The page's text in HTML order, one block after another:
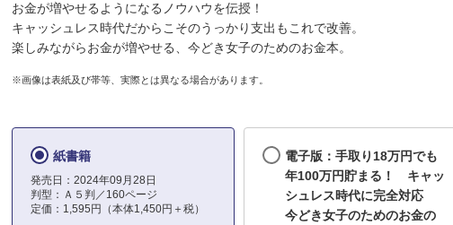
お金が増やせるようになるノウハウを伝授！
キャッシュレス時代だからこそのうっかり支出もこれで改善。
楽しみながらお金が増やせる、今どき女子のためのお金本。
※画像は表紙及び帯等、実際とは異なる場合があります。
紙書籍
発売日：2024年09月28日
判型：Ａ５判／160ページ
定価：1,595円（本体1,450円＋税）
電子版：手取り18万円でも
年100万円貯まる！ キャッ
シュレス時代に完全対応
今どき女子のためのお金の